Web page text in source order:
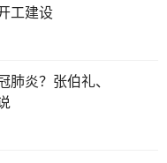
工建设
肺炎？张伯礼、